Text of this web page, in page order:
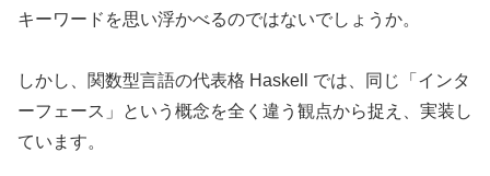
キーワードを思い浮かべるのではないでしょうか。
しかし、関数型言語の代表格 Haskell では、同じ「インタ
ーフェース」という概念を全く違う観点から捉え、実装し
ています。